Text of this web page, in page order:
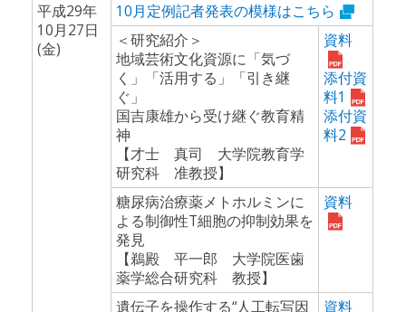
平成29年
10月27日
(金)
10月定例記者発表の模様はこちら
＜研究紹介＞
地域芸術文化資源に「気づ
く」「活用する」「引き継
ぐ」
国吉康雄から受け継ぐ教育精
神
【才士 真司 大学院教育学
研究科 准教授】
資料
添付資
料1
添付資
料2
糖尿病治療薬メトホルミンに
よる制御性T細胞の抑制効果を
発見
【鵜殿 平一郎 大学院医歯
薬学総合研究科 教授】
資料
遺伝子を操作する“人工転写因
資料